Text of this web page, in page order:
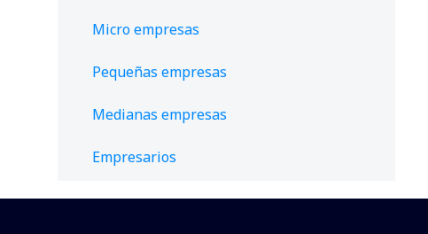
Micro empresas
Pequeñas empresas
Medianas empresas
Empresarios